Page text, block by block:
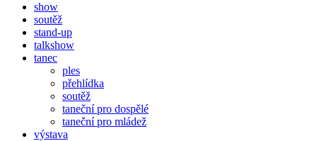
show
soutěž
stand-up
talkshow
tanec
ples
přehlídka
soutěž
taneční pro dospělé
taneční pro mládež
výstava